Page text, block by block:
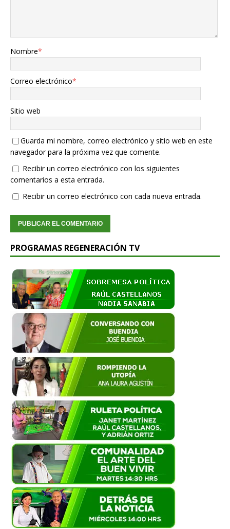
Nombre*
Correo electrónico*
Sitio web
Guarda mi nombre, correo electrónico y sitio web en este
navegador para la próxima vez que comente.
Recibir un correo electrónico con los siguientes
comentarios a esta entrada.
Recibir un correo electrónico con cada nueva entrada.
PROGRAMAS REGENERACIÓN TV